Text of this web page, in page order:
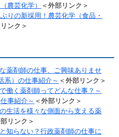
農芸化学）
＜外部リンク＞
りの新採用！農芸化学（食品・
ンク＞
薬剤師の仕事、ご興味ありませ
系）の仕事紹介～​​ ＜外部リンク＞
働く薬剤師ってどんな仕事？～
事紹介～ ＜外部リンク＞
生活を様々な側面から支える薬
リンク＞
知らない？行政薬剤師の仕事に